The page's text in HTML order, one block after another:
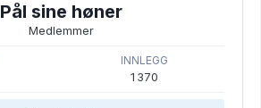
Pål sine høner
Medlemmer
INNLEGG
1 370